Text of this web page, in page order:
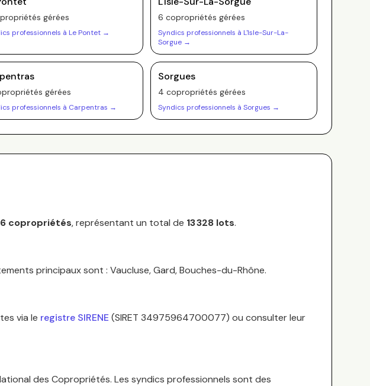
s gérées
professionnels à Le Pontet →
6 copropriétés gérées
Syndics professionnels à L'Isle-Sur-La-
Sorgue→
s gérées
professionnels à Carpentras →
Sorgues
4 copropriétés gérées
Syndics professionnels à Sorgues →
copropriétés, représentant un total de 13 328 lots.
principaux sont : Vaucluse, Gard, Bouches-du-Rhône.
via le registre SIRENE (SIRET 34975964700077) ou consulter leur
des Copropriétés. Les syndics professionnels sont des